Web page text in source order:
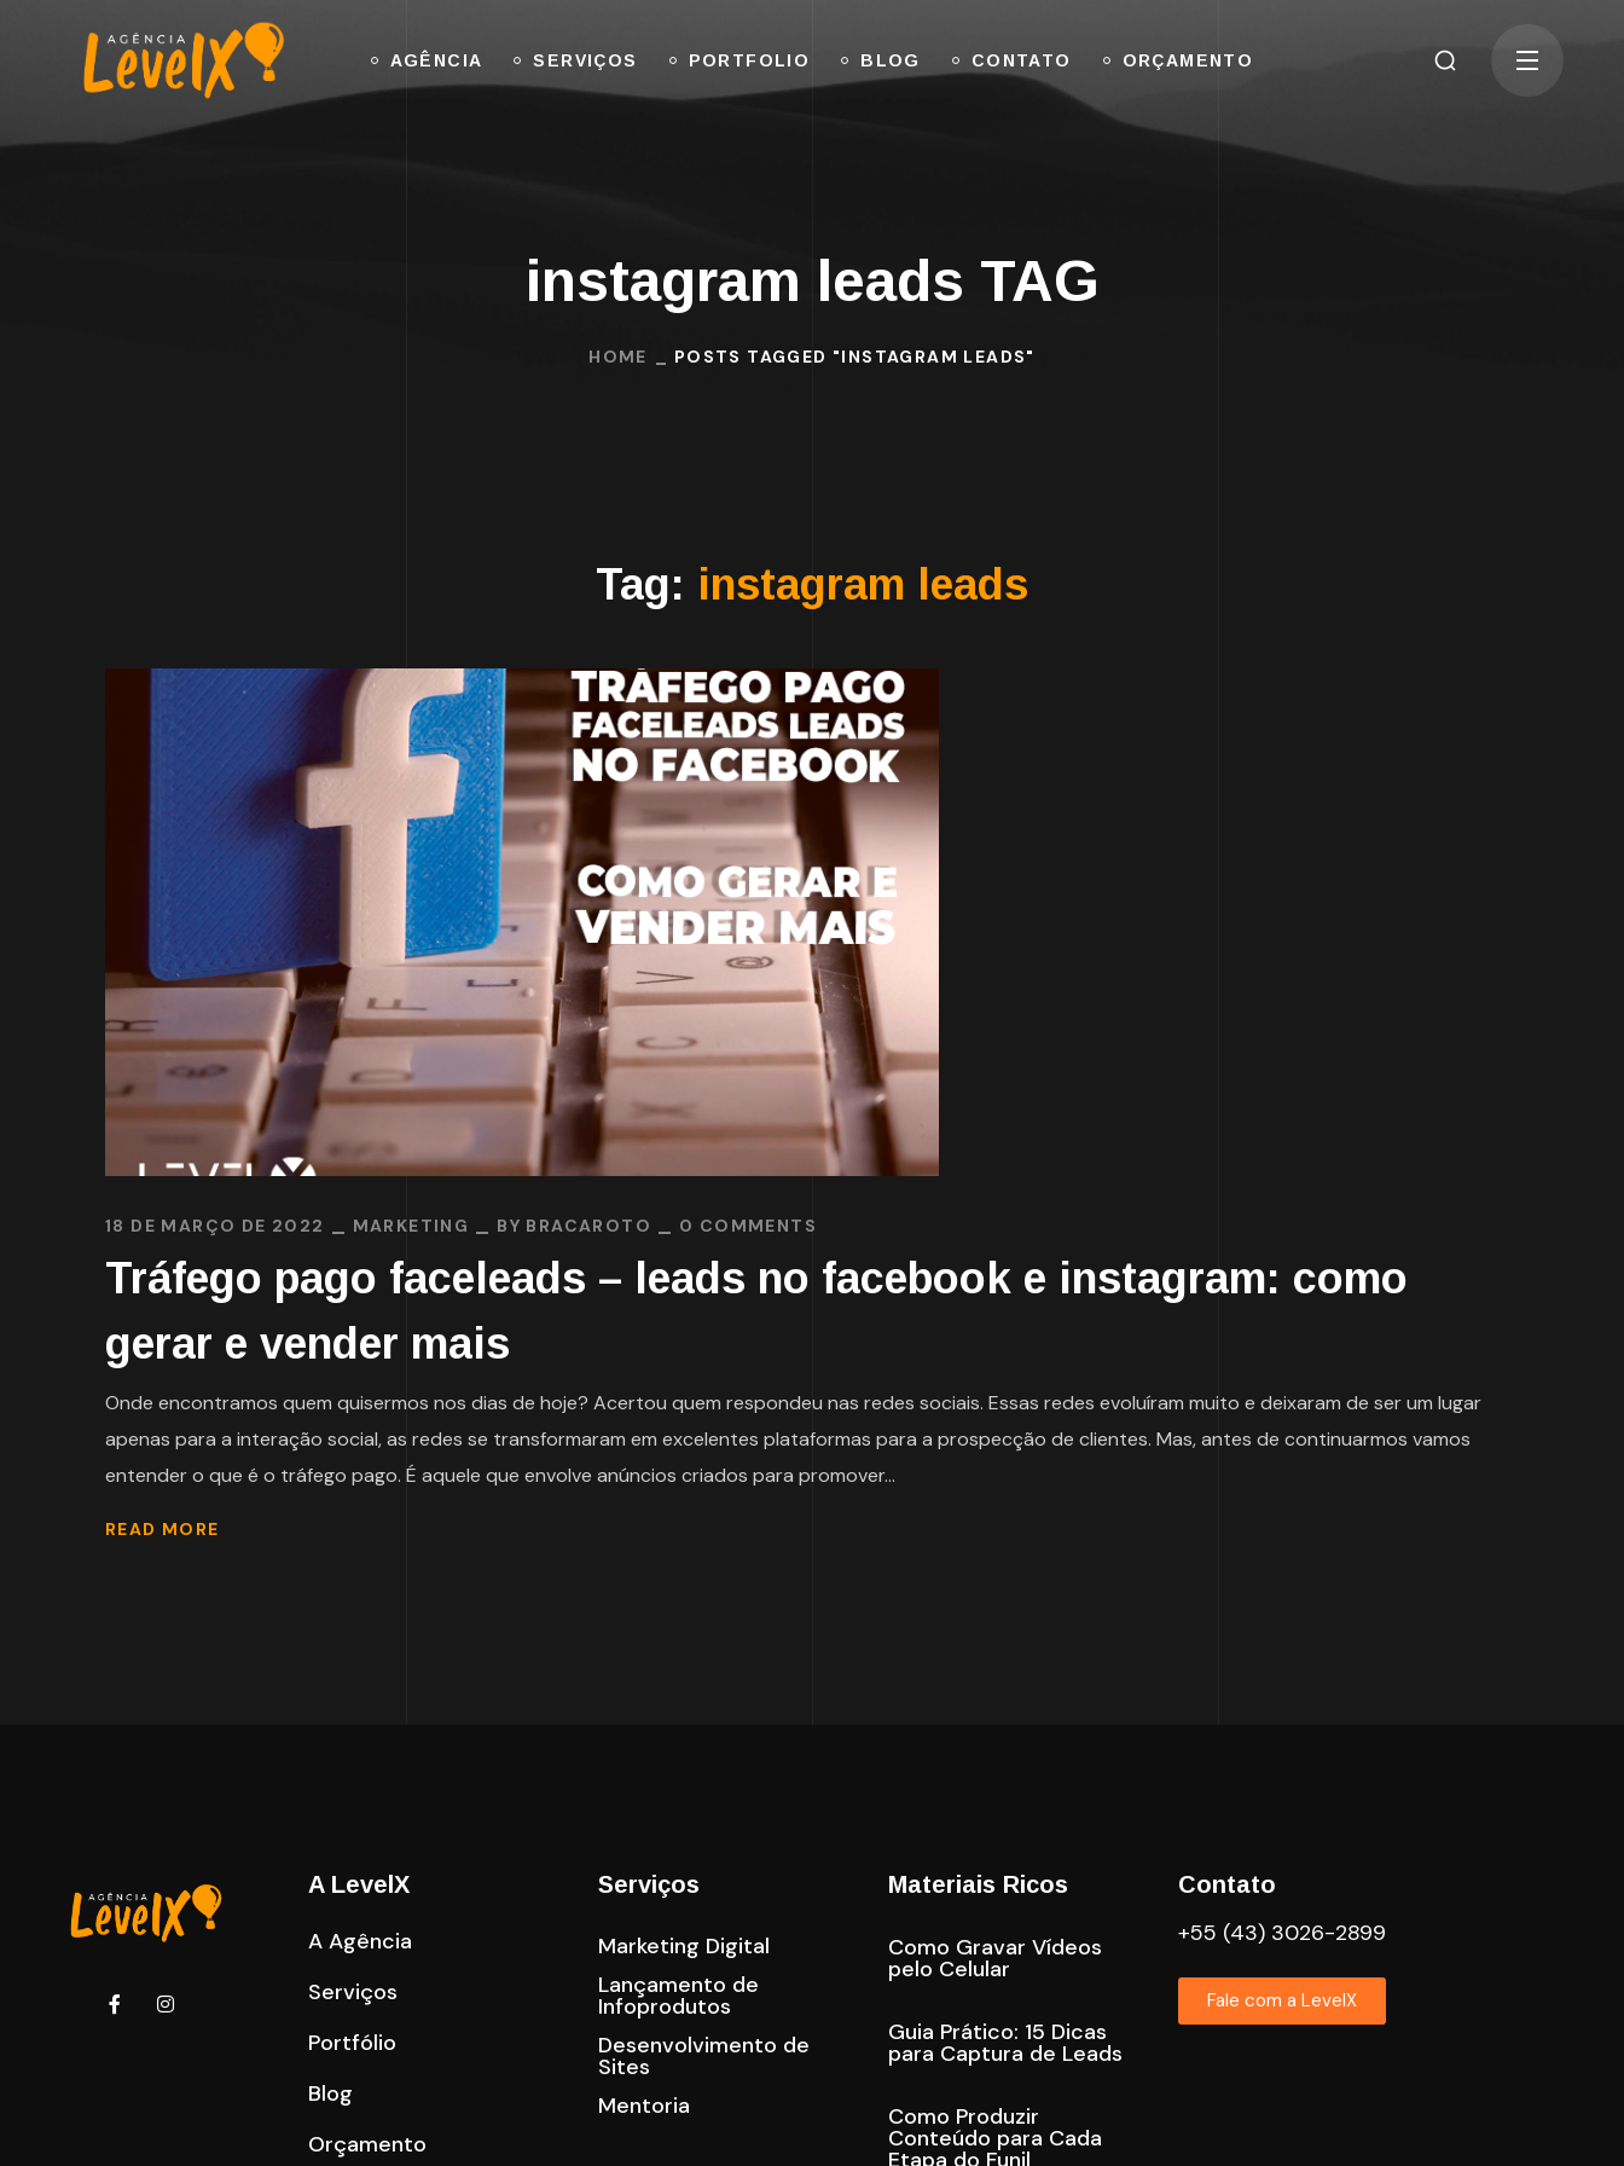
AGÊNCIA SERVIÇOS PORTFOLIO BLOG CONTATO ORÇAMENTO
instagram leads TAG
HOME POSTS TAGGED "INSTAGRAM LEADS"
Tag: instagram leads
18 DE MARÇO DE 2022 MARKETING BY BRACAROTO 0 COMMENTS
Tráfego pago faceleads – leads no facebook e instagram: como
gerar e vender mais
Onde encontramos quem quisermos nos dias de hoje? Acertou quem respondeu nas redes sociais. Essas redes evoluíram muito e deixaram de ser um lugar
apenas para a interação social, as redes se transformaram em excelentes plataformas para a prospecção de clientes. Mas, antes de continuarmos vamos
entender o que é o tráfego pago. É aquele que envolve anúncios criados para promover...
READ MORE
A LevelX
A Agência
Serviços
Portfólio
Blog
Orçamento
Serviços
Marketing Digital
Lançamento de
Infoprodutos
Desenvolvimento de
Sites
Mentoria
Materiais Ricos
Como Gravar Vídeos
pelo Celular
Guia Prático: 15 Dicas
para Captura de Leads
Como Produzir
Conteúdo para Cada
Contato
+55 (43) 3026-2899
Fale com a LevelX